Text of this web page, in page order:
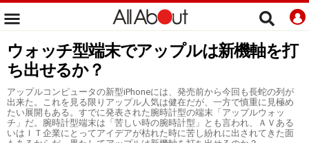
ウォッチ型端末でアップルは新機軸を打
ち出せるか？
アップルコンピュータの新型iPhoneには、発売前から今回も長蛇の列が
出来た。これを見る限りアップル人気は健在だが、一方で慎重に見極め
たい展開もある。すでに発表された腕時計型の端末「アップルウォッ
チ」だ。腕時計型端末は「苦しい時の腕時計型」とも言われ、ＡＶある
いはＩＴ企業にとってアイデアが枯れた時に苦し紛れに出されてきた面